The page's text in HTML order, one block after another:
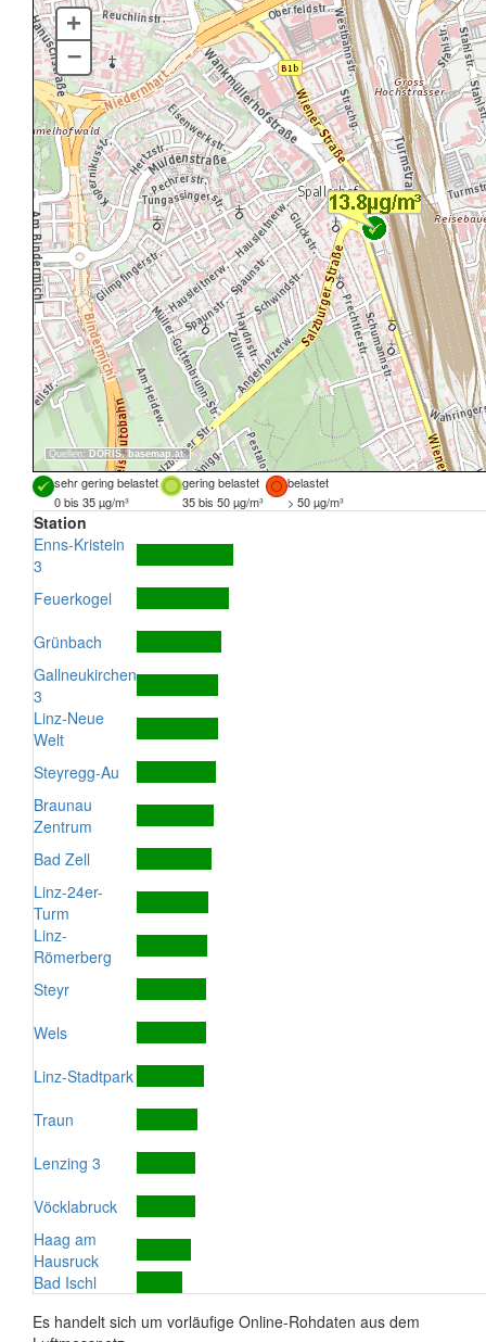
Quellen: DORIS, basemap.at
+
–
sehr gering belastet gering belastet
belastet
0 bis 35 µg/m³
35 bis 50 µg/m³ > 50 µg/m³
Station
Enns-Kristein
3
Feuerkogel
Grünbach
Gallneukirchen
3
Linz-Neue
Welt
Steyregg-Au
Braunau
Zentrum
Bad Zell
Linz-24er-
Turm
Linz-
Römerberg
Steyr
Wels
Linz-Stadtpark
Traun
Lenzing 3
Vöcklabruck
Haag am
Hausruck
Bad Ischl
Es handelt sich um vorläufige Online-Rohdaten aus dem